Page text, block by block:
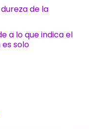
de la
a lo que indica el
solo